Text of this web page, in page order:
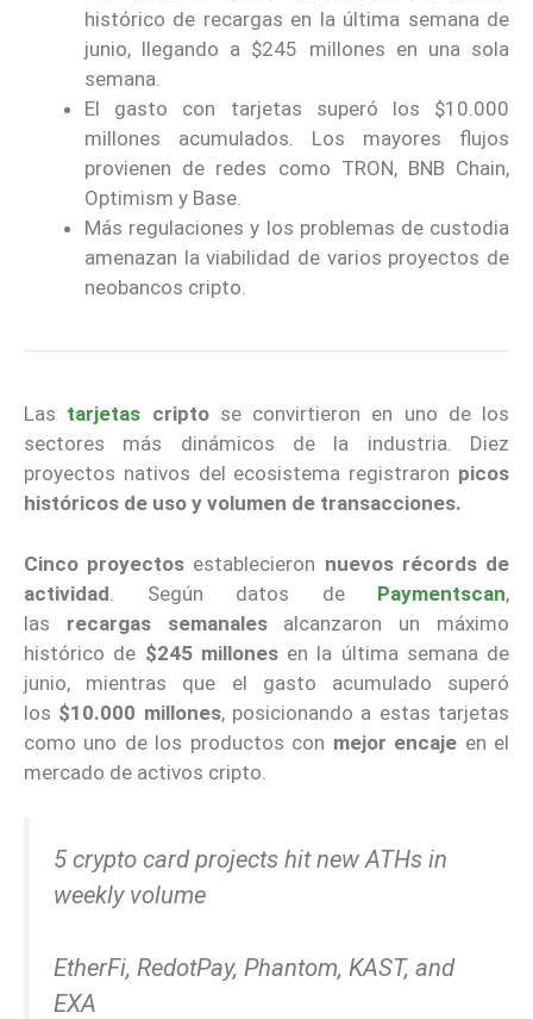
histórico de recargas en la última semana de
junio, llegando a $245 millones en una sola
semana.
El gasto con tarjetas superó los $10.000
millones acumulados. Los mayores flujos
provienen de redes como TRON, BNB Chain,
Optimism y Base.
Más regulaciones y los problemas de custodia
amenazan la viabilidad de varios proyectos de
neobancos cripto.
Las tarjetas cripto se convirtieron en uno de los
sectores más dinámicos de la industria. Diez
proyectos nativos del ecosistema registraron picos
históricos de uso y volumen de transacciones.
Cinco proyectos establecieron nuevos récords de
actividad . Según datos de Paymentscan,
las recargas semanalesalcanzaron un máximo
histórico de $245 millonesen la última semana de
junio, mientras que el gasto acumulado superó
los $10.000 millones, posicionando a estas tarjetas
como uno de los productos con mejor encaje en el
mercado de activos cripto.
5 crypto card projects hit new ATHs in
weekly volume
EtherFi, RedotPay, Phantom, KAST, and
EXA